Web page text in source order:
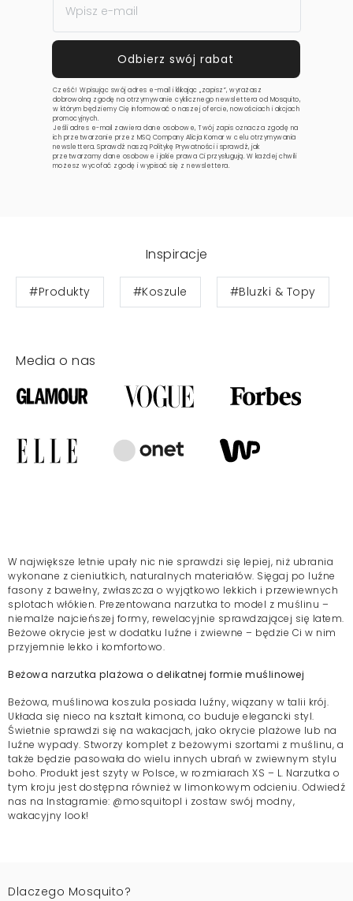
Cześć! Wpisując swój adres e-mail i klikając „zapisz”, wyrażasz
dobrowolną zgodę na otrzymywanie cyklicznego newslettera od Mosquito,
w którym będziemy Cię informować o naszej ofercie, nowościach i akcjach
promocyjnych.
Jeśli adres e-mail zawiera dane osobowe, Twój zapis oznacza zgodę na
ich przetwarzanie przez MSQ Company Alicja Komar w celu otrzymywania
newslettera. Sprawdź naszą Politykę Prywatnościi sprawdź, jak
przetwarzamy dane osobowe i jakie prawa Ci przysługują. W każdej chwili
możesz wycofać zgodę i wypisać się z newslettera.
Inspiracje
#Produkty #Koszule #Bluzki & Topy
Media o nas
W największe letnie upały nic nie sprawdzi się lepiej, niż ubrania
wykonane z cieniutkich, naturalnych materiałów. Sięgaj po luźne
fasony z bawełny, zwłaszcza o wyjątkowo lekkich i przewiewnych
splotach włókien. Prezentowana narzutka to model z muślinu –
niemalże najcieńszej formy, rewelacyjnie sprawdzającej się latem.
Beżowe okrycie jest w dodatku luźne i zwiewne – będzie Ci w nim
przyjemnie lekko i komfortowo.
Beżowa narzutka plażowa o delikatnej formie muślinowej
Beżowa, muślinowa koszula posiada luźny, wiązany w talii krój.
Układa się nieco na kształt kimona, co buduje elegancki styl.
Świetnie sprawdzi się na wakacjach, jako okrycie plażowe lub na
luźne wypady. Stworzy komplet z beżowymi szortami z muślinu, a
także będzie pasowała do wielu innych ubrań w zwiewnym stylu
boho. Produkt jest szyty w Polsce, w rozmiarach XS – L. Narzutka o
tym kroju jest dostępna również w limonkowym odcieniu. Odwiedź
nas na Instagramie: @mosquitopl i zostaw swój modny,
wakacyjny look!
Dlaczego Mosquito?